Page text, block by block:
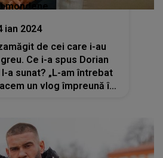
mondene
ian 2024
de cei care i-au
Ce i-a spus Dorian
a sunat? „L-am întrebat
un vlog împreună în